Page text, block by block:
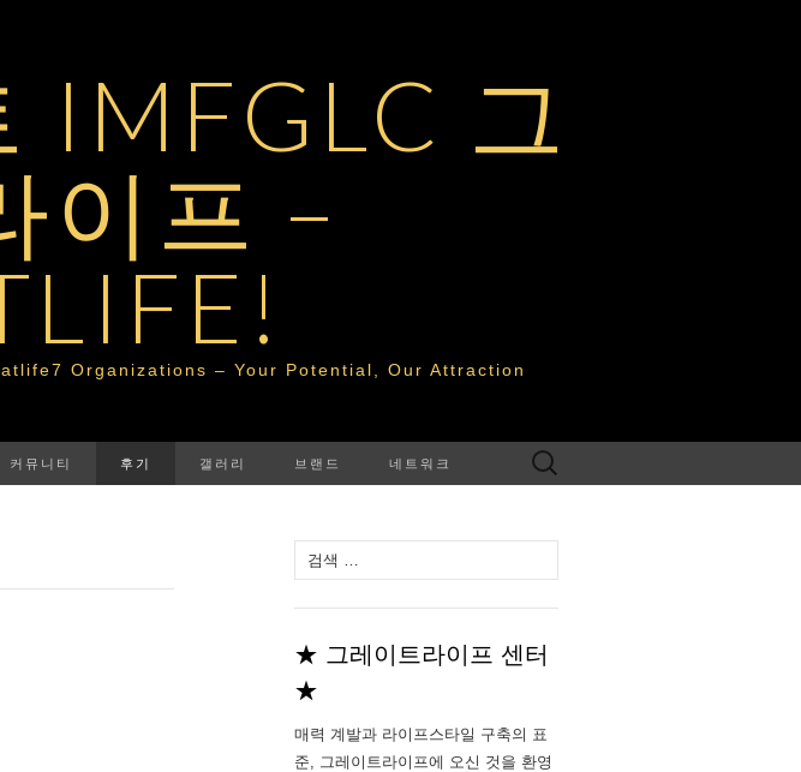
IMFGLC 그
이프 –
Organizations – Your Potential, Our Attraction
커뮤니티 후기 갤러리 브랜드 네트워크
다
음
색:
음
검
★ 그레이트라이프 센터
★
매력 계발과 라이프스타일 구축의 표
준, 그레이트라이프에 오신 것을 환영